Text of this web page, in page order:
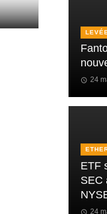
24
ETF
SEC
24